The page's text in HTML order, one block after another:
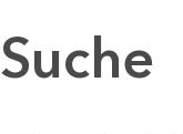
Suche